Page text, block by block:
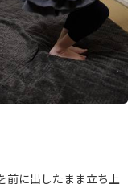
前に出したまま立ち上